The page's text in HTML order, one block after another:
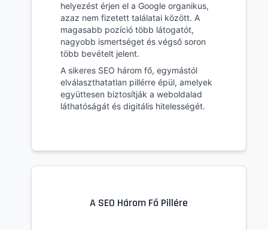
helyezést érjen el a Google organikus,
azaz nem fizetett találatai között. A
magasabb pozíció több látogatót,
nagyobb ismertséget és végső soron
több bevételt jelent.
A sikeres SEO három fő, egymástól
elválaszthatatlan pillérre épül, amelyek
együttesen biztosítják a weboldalad
láthatóságát és digitális hitelességét.
A SEO Három Fő Pillére